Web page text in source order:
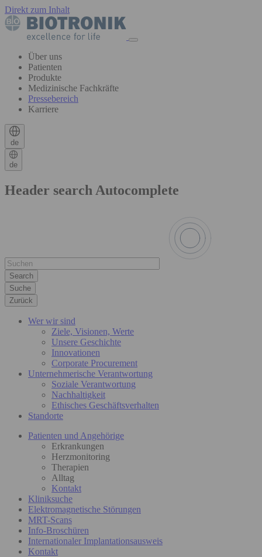
Direkt zum Inhalt
Über uns
Patienten
Produkte
Medizinische Fachkräfte
Pressebereich
Karriere
de
de
Header search Autocomplete
Suche
Zurück
Wer wir sind
Ziele, Visionen, Werte
Unsere Geschichte
Innovationen
Corporate Procurement
Unternehmerische Verantwortung
Soziale Verantwortung
Nachhaltigkeit
Ethisches Geschäftsverhalten
Standorte
Patienten und Angehörige
Erkrankungen
Herzmonitoring
Therapien
Alltag
Kontakt
Kliniksuche
Elektromagnetische Störungen
MRT-Scans
Info-Broschüren
Internationaler Implantationsausweis
Kontakt